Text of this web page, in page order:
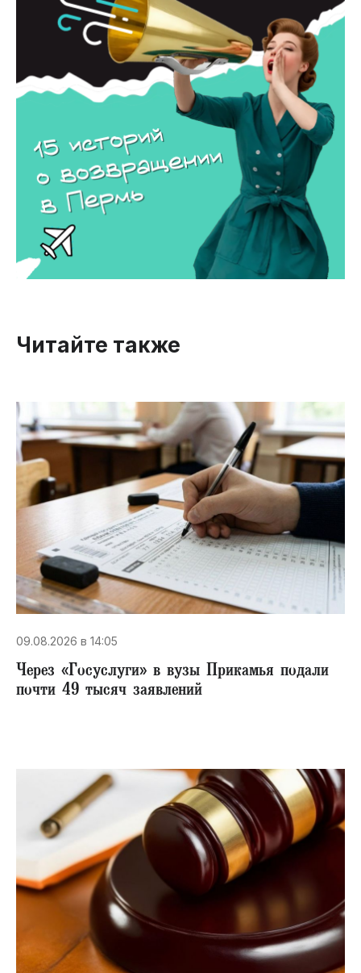
Читайте также
09.08.2026 в 14:05
Через «Госуслуги» в вузы Прикамья подали
почти 49 тысяч заявлений